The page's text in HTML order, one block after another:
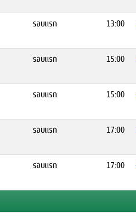
รอบแรก 13:00
รอบแรก 15:00
รอบแรก 15:00
รอบแรก 17:00
รอบแรก 17:00